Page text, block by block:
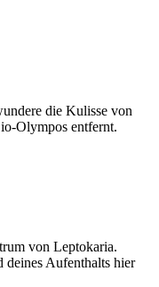
die Kulisse von
Olympos entfernt.
von Leptokaria.
deines Aufenthalts hier